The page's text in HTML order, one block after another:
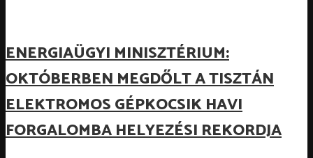
ENERGIAÜGYI MINISZTÉRIUM:
OKTÓBERBEN MEGDŐLT A TISZTÁN
ELEKTROMOS GÉPKOCSIK HAVI
FORGALOMBA HELYEZÉSI REKORDJA